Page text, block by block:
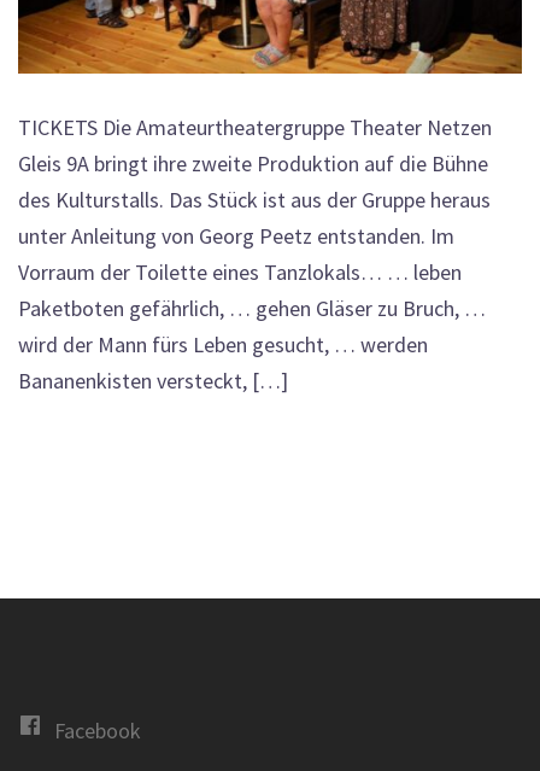
TICKETS Die Amateurtheatergruppe Theater Netzen
Gleis 9A bringt ihre zweite Produktion auf die Bühne
des Kulturstalls. Das Stück ist aus der Gruppe heraus
unter Anleitung von Georg Peetz entstanden. Im
Vorraum der Toilette eines Tanzlokals… … leben
Paketboten gefährlich, … gehen Gläser zu Bruch, …
wird der Mann fürs Leben gesucht, … werden
Bananenkisten versteckt, […]
Facebook